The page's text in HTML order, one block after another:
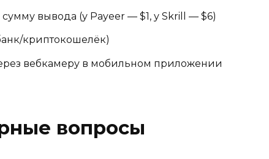
вывода (у Payeer — $1, у Skrill — $6)
криптокошелёк)
вебкамеру в мобильном приложении
вопросы